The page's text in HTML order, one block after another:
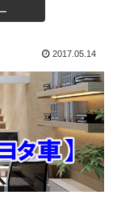
2017.05.14